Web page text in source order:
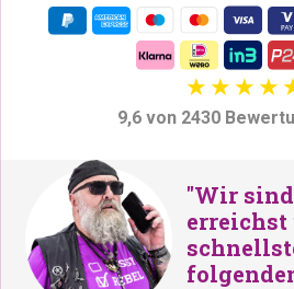
9,6 von 2430
"Wir
erreichst